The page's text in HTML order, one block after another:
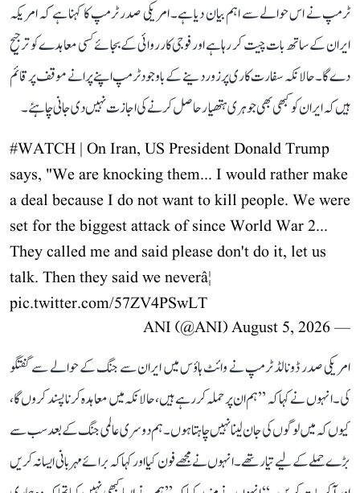
ٹرمپ نے اس حوالے سے اہم بیان دیا ہے۔ امریکی صدر ٹرمپ کا کہنا ہے کہ امریکہ
ایران کے ساتھ بات چیت کر رہا ہے اور فوجی کارروائی کے بجائے کسی معاہدے کو ترجیح
دے گا۔ حالانکہ سفارت کاری پر زور دینے کے باوجود ٹرمپ اپنے پرانے موقف پر قائم
ہیں کہ ایران کو کبھی بھی جوہری ہتھیار حاصل کرنے کی اجازت نہیں دی جانی چاہئے۔
#WATCH | On Iran, US President Donald Trump
says, "We are knocking them... I would rather make
a deal because I do not want to kill people. We were
set for the biggest attack of since World War 2...
They called me and said please don't do it, let us
talk. Then they said we neverâ¦
pic.twitter.com/57ZV4PSwLT
— ANI (@ANI)
August 5, 2026
امریکی صدر ڈونالڈ ٹرمپ نے وائٹ ہاؤس میں ایران سے جنگ کے حوالے سے گفتگو
کی۔ انہوں نے کہا کہ ’’ہم ان پر حملہ کر رہے ہیں، حالانکہ میں معاہدہ کرنا پسند کروں گا،
کیوں کہ میں لوگوں کی جان لینا نہیں چاہتا ہوں۔ ہم دوسری عالمی جنگ کے بعد سب سے
بڑے حملے کے لیے تیار تھے۔ انہوں نے مجھے فون کیا اور کہا کہ برائے مہربانی ایسا نہ کریں